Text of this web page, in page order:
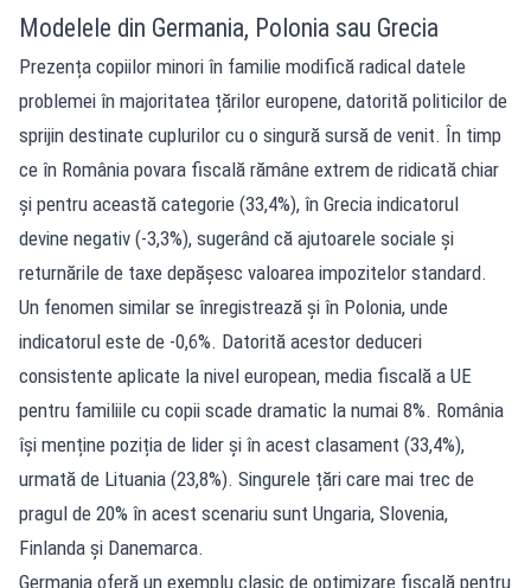
Modelele din Germania, Polonia sau Grecia
Prezența copiilor minori în familie modifică radical datele
problemei în majoritatea țărilor europene, datorită politicilor de
sprijin destinate cuplurilor cu o singură sursă de venit. În timp
ce în România povara fiscală rămâne extrem de ridicată chiar
și pentru această categorie (33,4%), în Grecia indicatorul
devine negativ (-3,3%), sugerând că ajutoarele sociale și
returnările de taxe depășesc valoarea impozitelor standard.
Un fenomen similar se înregistrează și în Polonia, unde
indicatorul este de -0,6%. Datorită acestor deduceri
consistente aplicate la nivel european, media fiscală a UE
pentru familiile cu copii scade dramatic la numai 8%. România
își menține poziția de lider și în acest clasament (33,4%),
urmată de Lituania (23,8%). Singurele țări care mai trec de
pragul de 20% în acest scenariu sunt Ungaria, Slovenia,
Finlanda și Danemarca.
Germania oferă un exemplu clasic de optimizare fiscală pentru